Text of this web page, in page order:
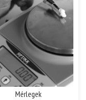
Mérlegek